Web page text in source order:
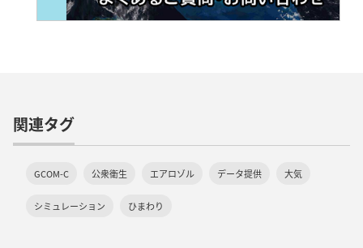
関連タグ
GCOM-C 公衆衛生 エアロゾル データ提供 大気
シミュレーション ひまわり